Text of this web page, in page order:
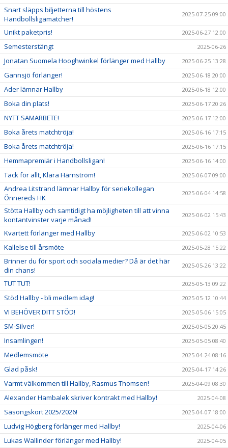
Snart släpps biljetterna till höstens
Handbollsligamatcher!
2025-07-25 09:00
Unikt paketpris! 2025-06-27 12:00
Semesterstängt 2025-06-26
Jonatan Suomela Hooghwinkel förlänger med Hallby 2025-06-25 13:28
Gannsjö förlänger! 2025-06-18 20:00
Ader lämnar Hallby 2025-06-18 12:00
Boka din plats! 2025-06-17 20:26
NYTT SAMARBETE! 2025-06-17 12:00
Boka årets matchtröja! 2025-06-16 17:15
Boka årets matchtröja! 2025-06-16 17:15
Hemmapremiär i Handbollsligan! 2025-06-16 14:00
Tack för allt, Klara Härnström! 2025-06-07 09:00
Andrea Litstrand lämnar Hallby för seriekollegan
Önnereds HK
2025-06-04 14:58
Stötta Hallby och samtidigt ha möjligheten till att vinna
kontantvinster varje månad!
2025-06-02 15:43
Kvartett förlänger med Hallby 2025-06-02 10:53
Kallelse till årsmöte 2025-05-28 15:22
Brinner du för sport och sociala medier? Då är det här
din chans!
2025-05-26 13:22
TUT TUT! 2025-05-13 09:22
Stöd Hallby - bli medlem idag! 2025-05-12 10:44
VI BEHÖVER DITT STÖD! 2025-05-06 15:05
SM-Silver! 2025-05-05 20:45
Insamlingen! 2025-05-05 08:40
Medlemsmöte 2025-04-24 08:16
Glad påsk! 2025-04-17 14:26
Varmt välkommen till Hallby, Rasmus Thomsen! 2025-04-09 08:30
Alexander Hambalek skriver kontrakt med Hallby! 2025-04-08
Säsongskort 2025/2026! 2025-04-07 18:00
Ludvig Högberg förlänger med Hallby! 2025-04-06
Lukas Wallinder förlänger med Hallby! 2025-04-05